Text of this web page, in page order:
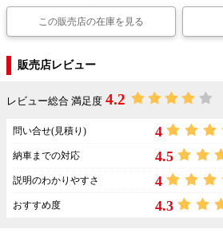
この販売店の在庫を見る
販売店レビュー
レビュー総合 満足度 4.2
問い合せ(見積り) 4
納車までの対応 4.5
説明のわかりやすさ 4
おすすめ度 4.3